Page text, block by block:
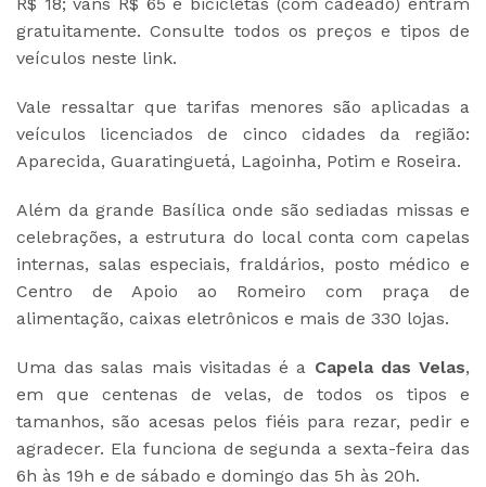
gratuitamente. Consulte todos os preços e tipos de
veículos neste link.
Vale ressaltar que tarifas menores são aplicadas a
veículos licenciados de cinco cidades da região:
Aparecida, Guaratinguetá, Lagoinha, Potim e Roseira.
Além da grande Basílica onde são sediadas missas e
celebrações, a estrutura do local conta com capelas
internas, salas especiais, fraldários, posto médico e
Centro de Apoio ao Romeiro com praça de
alimentação, caixas eletrônicos e mais de 330 lojas.
Uma das salas mais visitadas é a Capela das Velas,
em que centenas de velas, de todos os tipos e
tamanhos, são acesas pelos fiéis para rezar, pedir e
agradecer. Ela funciona de segunda a sexta-feira das
6h às 19h e de sábado e domingo das 5h às 20h.